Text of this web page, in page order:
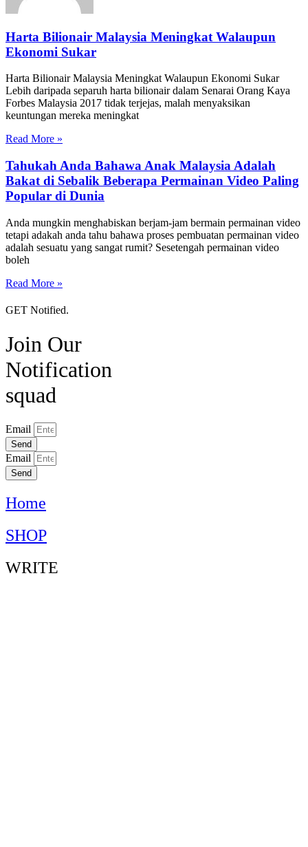
Harta Bilionair Malaysia Meningkat Walaupun
Ekonomi Sukar
Harta Bilionair Malaysia Meningkat Walaupun Ekonomi Sukar
Lebih daripada separuh harta bilionair dalam Senarai Orang Kaya
Forbes Malaysia 2017 tidak terjejas, malah menyaksikan
keuntungan mereka meningkat
Read More »
Tahukah Anda Bahawa Anak Malaysia Adalah
Bakat di Sebalik Beberapa Permainan Video Paling
Popular di Dunia
Anda mungkin menghabiskan berjam-jam bermain permainan video
tetapi adakah anda tahu bahawa proses pembuatan permainan video
adalah sesuatu yang sangat rumit? Sesetengah permainan video
boleh
Read More »
GET Notified.
Join Our
Notification
squad
Email
Send
Email
Send
Home
SHOP
WRITE